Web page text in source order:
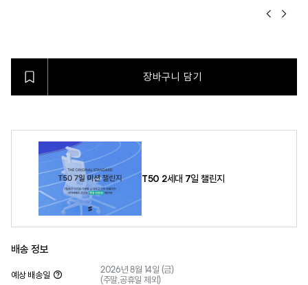
장바구니 담기
T50 2세대 7일 챌린지
배송 정보
예상 배송일
2026년 8월 14일 (금)
(주말,공휴일 제외)